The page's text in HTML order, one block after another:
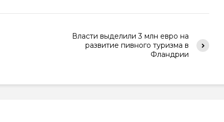
Власти выделили 3 млн евро на
развитие пивного туризма в
Фландрии